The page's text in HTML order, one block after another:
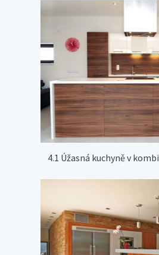
4.1 Úžasná kuchyně v